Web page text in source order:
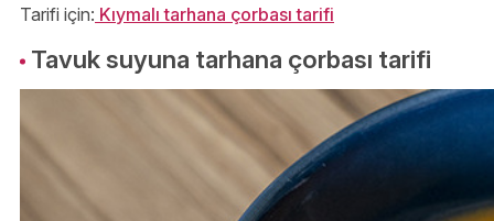
Tarifi için: Kıymalı tarhana çorbası tarifi
Tavuk suyuna tarhana çorbası tarifi